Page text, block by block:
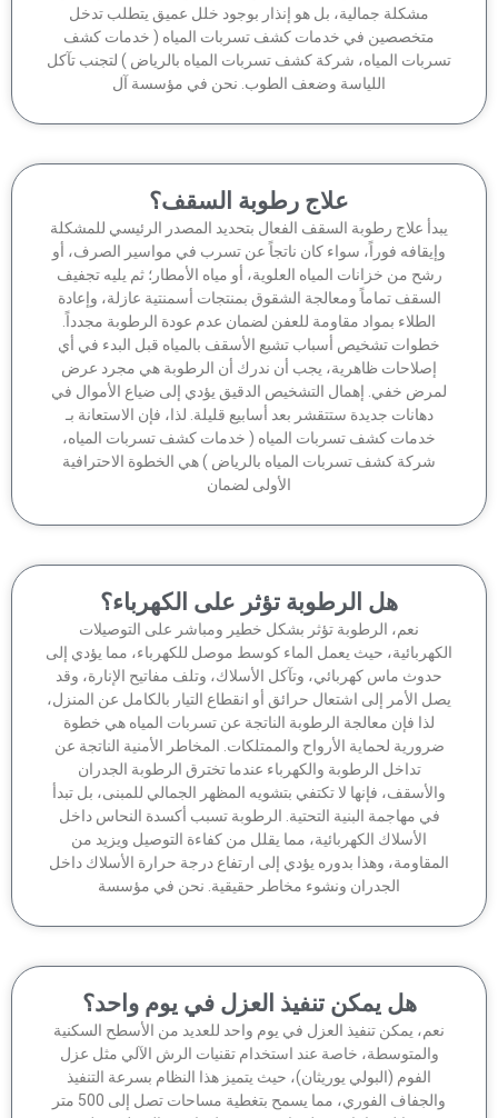
مشكلة جمالية، بل هو إنذار بوجود خلل عميق يتطلب تدخل
متخصصين في خدمات كشف تسربات المياه ( خدمات كشف
المياه، شركة كشف تسربات المياه بالرياض ) لتجنب تآكل
اللياسة وضعف الطوب. نحن في مؤسسة آل
علاج رطوبة السقف؟
علاج رطوبة السقف الفعال بتحديد المصدر الرئيسي للمشكلة
فوراً، سواء كان ناتجاً عن تسرب في مواسير الصرف، أو
رشح من خزانات المياه العلوية، أو مياه الأمطار؛ ثم يليه تجفيف
السقف تماماً ومعالجة الشقوق بمنتجات أسمنتية عازلة، وإعادة
الطلاء بمواد مقاومة للعفن لضمان عدم عودة الرطوبة مجدداً.
خطوات تشخيص أسباب تشبع الأسقف بالمياه قبل البدء في أي
إصلاحات ظاهرية، يجب أن ندرك أن الرطوبة هي مجرد عرض
خفي. إهمال التشخيص الدقيق يؤدي إلى ضياع الأموال في
دهانات جديدة ستتقشر بعد أسابيع قليلة. لذا، فإن الاستعانة بـ
خدمات كشف تسربات المياه ( خدمات كشف تسربات المياه،
شركة كشف تسربات المياه بالرياض ) هي الخطوة الاحترافية
الأولى لضمان
هل الرطوبة تؤثر على الكهرباء؟
نعم، الرطوبة تؤثر بشكل خطير ومباشر على التوصيلات
حيث يعمل الماء كوسط موصل للكهرباء، مما يؤدي إلى
حدوث ماس كهربائي، وتآكل الأسلاك، وتلف مفاتيح الإنارة، وقد
الأمر إلى اشتعال حرائق أو انقطاع التيار بالكامل عن المنزل،
لذا فإن معالجة الرطوبة الناتجة عن تسربات المياه هي خطوة
لحماية الأرواح والممتلكات. المخاطر الأمنية الناتجة عن
تداخل الرطوبة والكهرباء عندما تخترق الرطوبة الجدران
فإنها لا تكتفي بتشويه المظهر الجمالي للمبنى، بل تبدأ
في مهاجمة البنية التحتية. الرطوبة تسبب أكسدة النحاس داخل
الأسلاك الكهربائية، مما يقلل من كفاءة التوصيل ويزيد من
وهذا بدوره يؤدي إلى ارتفاع درجة حرارة الأسلاك داخل
الجدران ونشوء مخاطر حقيقية. نحن في مؤسسة
هل يمكن تنفيذ العزل في يوم واحد؟
يمكن تنفيذ العزل في يوم واحد للعديد من الأسطح السكنية
والمتوسطة، خاصة عند استخدام تقنيات الرش الآلي مثل عزل
الفوم (البولي يوريثان)، حيث يتميز هذا النظام بسرعة التنفيذ
والجفاف الفوري، مما يسمح بتغطية مساحات تصل إلى 500 متر